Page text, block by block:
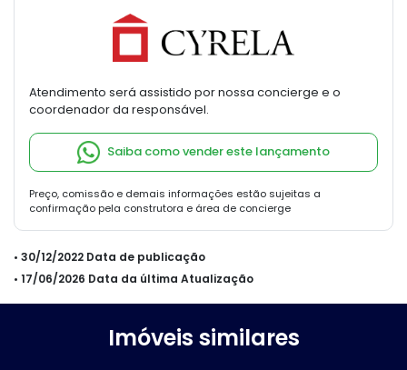
Atendimento será assistido por nossa concierge e o
coordenador da responsável.
Saiba como vender este lançamento
Preço, comissão e demais informações estão sujeitas a
confirmação pela construtora e área de concierge
• 30/12/2022 Data de publicação
• 17/06/2026 Data da última Atualização
Imóveis similares